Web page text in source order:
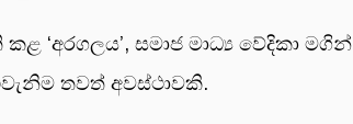
‘අරගලය’, සමාජ මාධ්‍ය වේදිකා මගින්
තවත් අවස්ථාවකි.